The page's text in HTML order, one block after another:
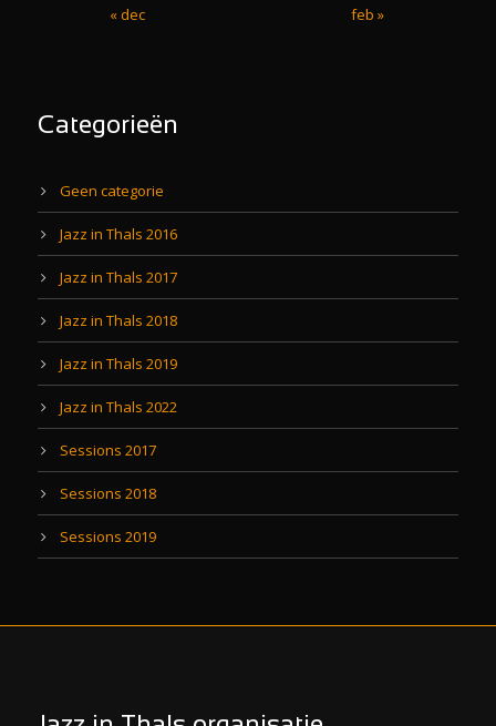
« dec feb »
Categorieën
Geen categorie
Jazz in Thals 2016
Jazz in Thals 2017
Jazz in Thals 2018
Jazz in Thals 2019
Jazz in Thals 2022
Sessions 2017
Sessions 2018
Sessions 2019